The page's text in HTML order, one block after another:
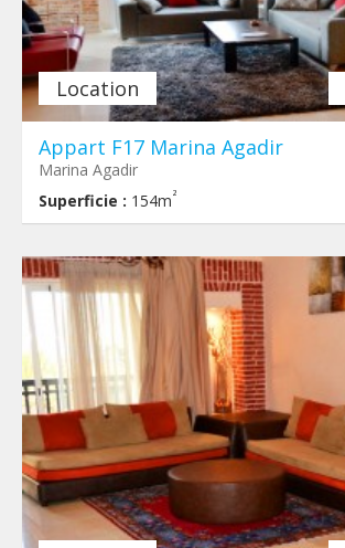
Location
Appart F17 Marina Agadir
Marina Agadir
Superficie : 154m²